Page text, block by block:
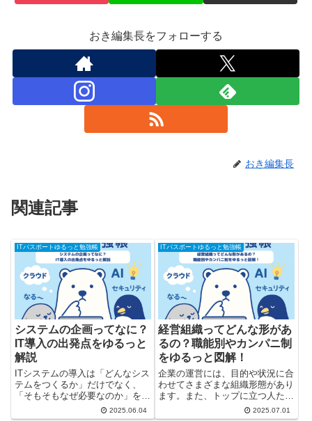
おき編集長をフォローする
おき編集長
関連記事
ITパスポートゆるっと勉強帳
システムの企画ってなに？
IT導入の出発点をゆるっと
解説
ITシステムの導入は「どんなシス
テムをつくるか」だけでなく、
「そもそもなぜ必要なのか」を考
えるところから始まります。その
最初のステップが「システム企
2025.06.04
ITパスポートゆるっと勉強帳
経営組織ってどんな形があ
るの？職能別やカンパニ制
をゆるっと図解！
企業の運営には、目的や状況に合
わせてさまざまな組織形態があり
ます。また、トップに立つ人たち
にも「CEO」「CIO」など、いろ
いろな役職がありますよね。 こ
2025.07.01